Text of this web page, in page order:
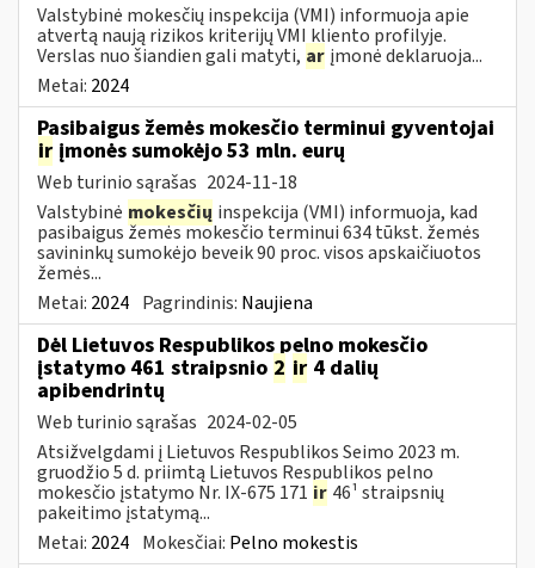
Valstybinė mokesčių inspekcija (VMI) informuoja apie
atvertą naują rizikos kriterijų VMI kliento profilyje.
Verslas nuo šiandien gali matyti, ar įmonė deklaruoja...
Metai: 2024
Pasibaigus žemės mokesčio terminui gyventojai
ir įmonės sumokėjo 53 mln. eurų
Web turinio sąrašas 2024-11-18
Valstybinė mokesčių inspekcija (VMI) informuoja, kad
pasibaigus žemės mokesčio terminui 634 tūkst. žemės
savininkų sumokėjo beveik 90 proc. visos apskaičiuotos
žemės...
Metai: 2024 Pagrindinis: Naujiena
Dėl Lietuvos Respublikos pelno mokesčio
įstatymo 461 straipsnio 2 ir 4 dalių
apibendrintų
Web turinio sąrašas 2024-02-05
Atsižvelgdami į Lietuvos Respublikos Seimo 2023 m.
gruodžio 5 d. priimtą Lietuvos Respublikos pelno
mokesčio įstatymo Nr. IX-675 171 ir 46¹ straipsnių
pakeitimo įstatymą...
Metai: 2024 Mokesčiai: Pelno mokestis